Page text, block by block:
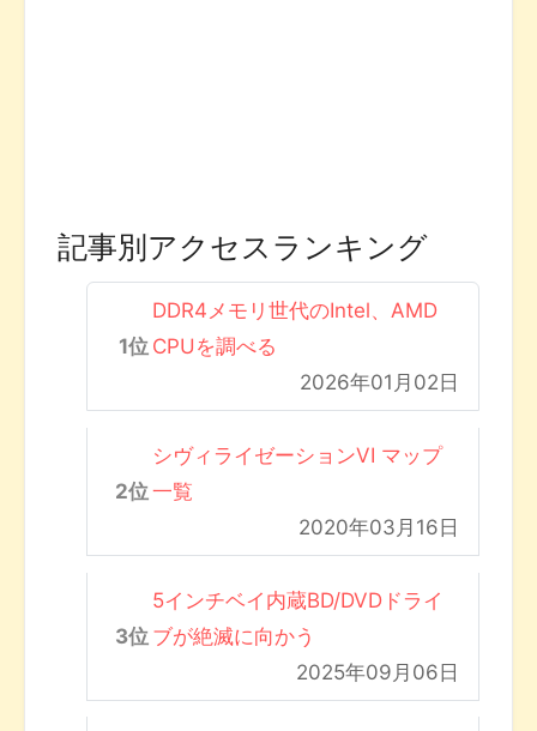
記事別アクセスランキング
DDR4メモリ世代のIntel、AMD
CPUを調べる
2026年01月02日
シヴィライゼーションVI マップ
一覧
2020年03月16日
5インチベイ内蔵BD/DVDドライ
ブが絶滅に向かう
2025年09月06日